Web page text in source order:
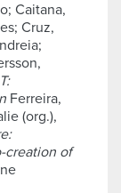
Caitana,
Cruz,
Ferreira,
(org.),
creation of